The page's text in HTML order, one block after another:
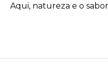
Aqui, natureza e o